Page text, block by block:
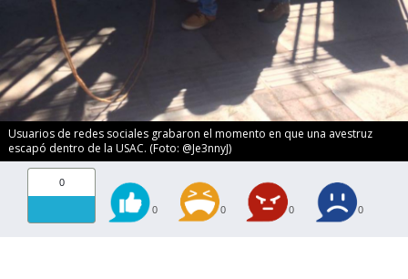
Usuarios de redes sociales grabaron el momento en que una avestruz
escapó dentro de la USAC. (Foto: @Je3nnyJ)
0
0 0 0 0